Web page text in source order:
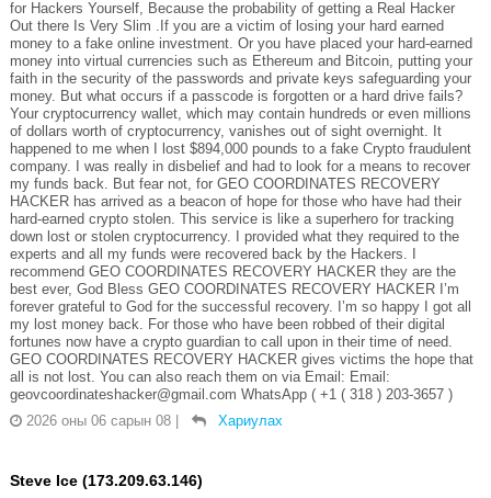
for Hackers Yourself, Because the probability of getting a Real Hacker
Out there Is Very Slim .If you are a victim of losing your hard earned
money to a fake online investment. Or you have placed your hard-earned
money into virtual currencies such as Ethereum and Bitcoin, putting your
faith in the security of the passwords and private keys safeguarding your
money. But what occurs if a passcode is forgotten or a hard drive fails?
Your cryptocurrency wallet, which may contain hundreds or even millions
of dollars worth of cryptocurrency, vanishes out of sight overnight. It
happened to me when I lost $894,000 pounds to a fake Crypto fraudulent
company. I was really in disbelief and had to look for a means to recover
my funds back. But fear not, for GEO COORDINATES RECOVERY
HACKER has arrived as a beacon of hope for those who have had their
hard-earned crypto stolen. This service is like a superhero for tracking
down lost or stolen cryptocurrency. I provided what they required to the
experts and all my funds were recovered back by the Hackers. I
recommend GEO COORDINATES RECOVERY HACKER they are the
best ever, God Bless GEO COORDINATES RECOVERY HACKER I’m
forever grateful to God for the successful recovery. I’m so happy I got all
my lost money back. For those who have been robbed of their digital
fortunes now have a crypto guardian to call upon in their time of need.
GEO COORDINATES RECOVERY HACKER gives victims the hope that
all is not lost. You can also reach them on via Email: Email:
geovcoordinateshacker@gmail.com WhatsApp ( +1 ( 318 ) 203-3657 )
2026 оны 06 сарын 08
Хариулах
Steve Ice (173.209.63.146)